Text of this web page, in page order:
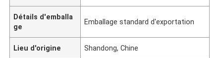
Détails d'emballa
ge
Emballage standard d'exportation
Lieu d'origine Shandong, Chine